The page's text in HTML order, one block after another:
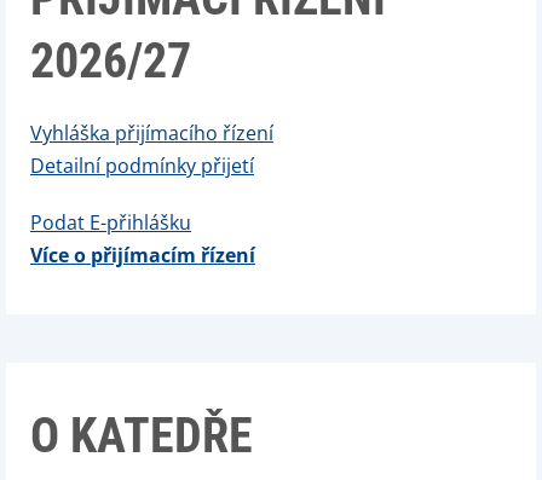
2026/27
Vyhláška přijímacího řízení
Detailní podmínky přijetí
Podat E-přihlášku
Více o přijímacím řízení
O KATEDŘE